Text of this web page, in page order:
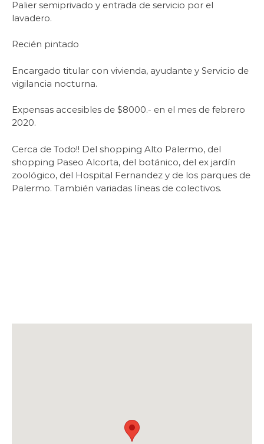
Palier semiprivado y entrada de servicio por el
lavadero.
Recién pintado
Encargado titular con vivienda, ayudante y Servicio de
vigilancia nocturna.
Expensas accesibles de $8000.- en el mes de febrero
2020.
Cerca de Todo!! Del shopping Alto Palermo, del
shopping Paseo Alcorta, del botánico, del ex jardín
zoológico, del Hospital Fernandez y de los parques de
Palermo. También variadas líneas de colectivos.